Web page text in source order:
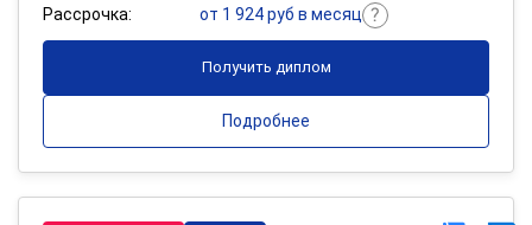
Рассрочка:
от 1 924 руб в месяц
Получить диплом
Подробнее